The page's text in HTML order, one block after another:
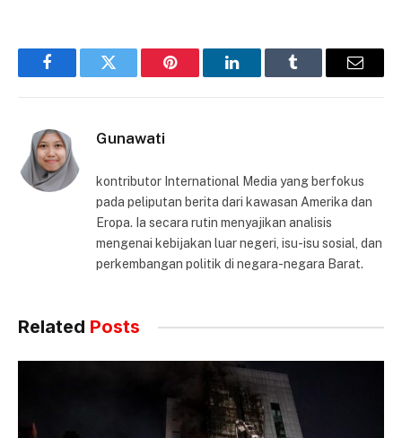
FacebookTwitter Pinterest LinkedInTumblr Email
Gunawati
kontributor International Media yang berfokus
pada peliputan berita dari kawasan Amerika dan
Eropa. Ia secara rutin menyajikan analisis
mengenai kebijakan luar negeri, isu-isu sosial, dan
perkembangan politik di negara-negara Barat.
Related Posts